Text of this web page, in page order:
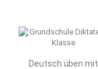
Deutsch üben mit